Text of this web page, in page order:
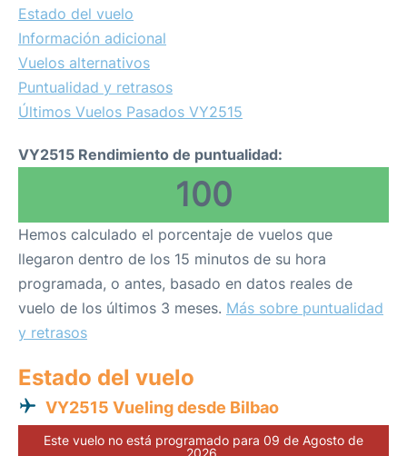
Estado del vuelo
Información adicional
Vuelos alternativos
Puntualidad y retrasos
Últimos Vuelos Pasados VY2515
VY2515 Rendimiento de puntualidad:
100
Hemos calculado el porcentaje de vuelos que
llegaron dentro de los 15 minutos de su hora
programada, o antes, basado en datos reales de
vuelo de los últimos 3 meses. Más sobre puntualidad
y retrasos
Estado del vuelo
VY2515 Vueling desde Bilbao
Este vuelo no está programado para 09 de Agosto de